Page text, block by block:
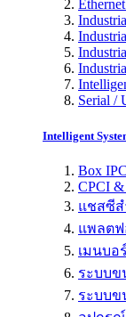
Serial /
Intelligent
Box IPC
CPCI
แชสซีส
แพลตฟ
เมนบอ
ระบบข
ระบบข